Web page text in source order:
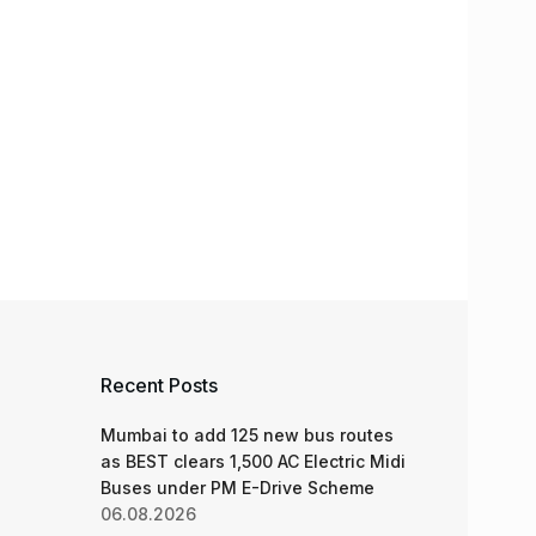
Recent Posts
Mumbai to add 125 new bus routes
as BEST clears 1,500 AC Electric Midi
Buses under PM E-Drive Scheme
06.08.2026